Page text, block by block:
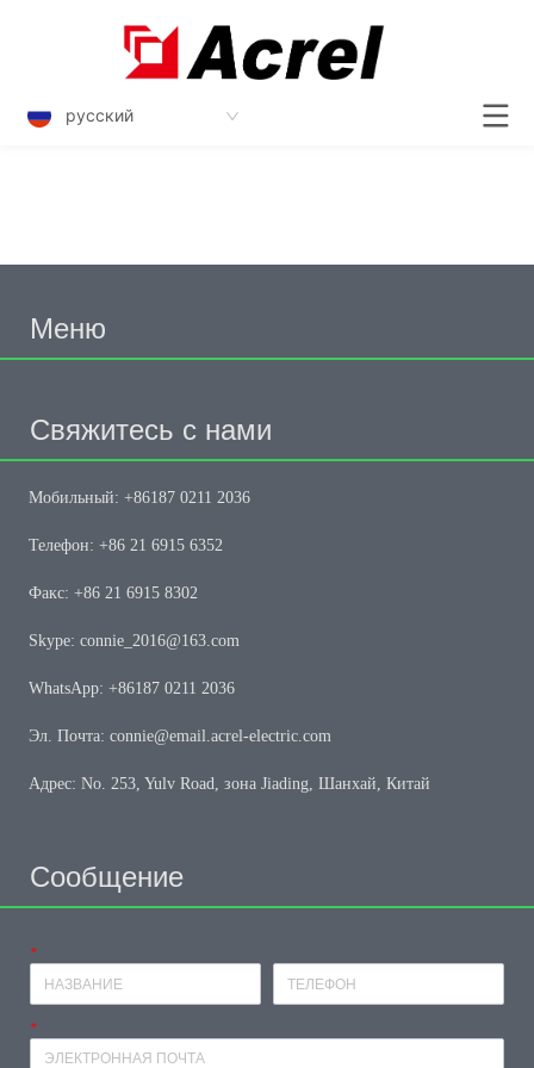
русский
Меню
Свяжитесь с нами
Мобильный: +86187 0211 2036
Телефон: +86 21 6915 6352
Факс: +86 21 6915 8302
Skype: connie_2016@163.com
WhatsApp: +86187 0211 2036
Эл. Почта: connie@email.acrel-electric.com
Адрес: No. 253, Yulv Road, зона Jiading, Шанхай, Китай
Сообщение
*Имя
*почтовый ящик